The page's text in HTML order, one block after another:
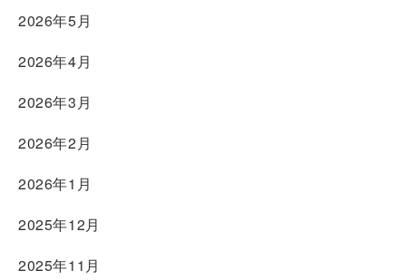
2026年5月
2026年4月
2026年3月
2026年2月
2026年1月
2025年12月
2025年11月